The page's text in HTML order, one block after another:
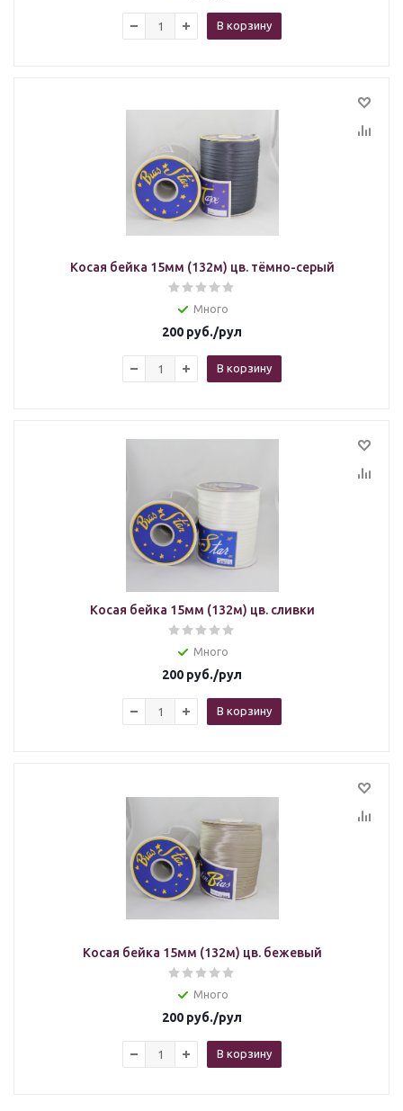
В корзину
Косая бейка 15мм (132м) цв. тёмно-серый
Много
200 руб./рул
В корзину
Косая бейка 15мм (132м) цв. сливки
Много
200 руб./рул
В корзину
Косая бейка 15мм (132м) цв. бежевый
Много
200 руб./рул
В корзину